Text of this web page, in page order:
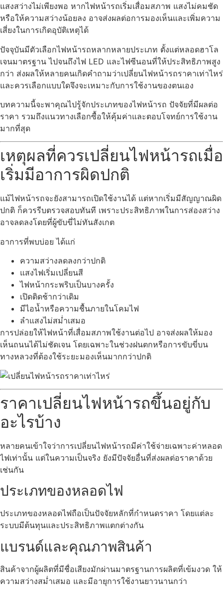
แสงสว่างไม่เพียงพอ หากไฟหน้ารถเริ่มเสื่อมสภาพ แสงไม่คมชัด
หรือให้ความสว่างน้อยลง อาจส่งผลต่อการมองเห็นและเพิ่มความ
เสี่ยงในการเกิดอุบัติเหตุได้
ปัจจุบันมีตัวเลือกไฟหน้ารถหลากหลายประเภท ตั้งแต่หลอดฮาโล
เจนมาตรฐาน ไปจนถึงไฟ LED และไฟซีนอนที่ให้ประสิทธิภาพสูง
กว่า ส่งผลให้หลายคนเกิดคำถามว่าเปลี่ยนไฟหน้ารถราคาเท่าไหร่
และควรเลือกแบบใดจึงจะเหมาะกับการใช้งานของตนเอง
บทความนี้จะพาคุณไปรู้จักประเภทของไฟหน้ารถ ปัจจัยที่มีผลต่อ
ราคา รวมถึงแนวทางเลือกซื้อให้คุ้มค่าและตอบโจทย์การใช้งาน
มากที่สุด
เหตุผลที่ควรเปลี่ยนไฟหน้ารถเมื่อ
เริ่มมีอาการผิดปกติ
แม้ไฟหน้ารถจะยังสามารถเปิดใช้งานได้ แต่หากเริ่มมีสัญญาณผิด
ปกติ ก็ควรรีบตรวจสอบทันที เพราะประสิทธิภาพในการส่องสว่าง
อาจลดลงโดยที่ผู้ขับขี่ไม่ทันสังเกต
อาการที่พบบ่อย ได้แก่
ความสว่างลดลงกว่าปกติ
แสงไฟเริ่มเปลี่ยนสี
ไฟหน้ากระพริบเป็นบางครั้ง
เปิดติดช้ากว่าเดิม
มีไอน้ำหรือความชื้นภายในโคมไฟ
ลำแสงไม่สม่ำเสมอ
การปล่อยให้ไฟหน้าที่เสื่อมสภาพใช้งานต่อไป อาจส่งผลให้มอง
เห็นถนนได้ไม่ชัดเจน โดยเฉพาะในช่วงฝนตกหรือการขับขี่บน
ทางหลวงที่ต้องใช้ระยะมองเห็นมากกว่าปกติ
ราคาเปลี่ยนไฟหน้ารถขึ้นอยู่กับ
อะไรบ้าง
หลายคนเข้าใจว่าการเปลี่ยนไฟหน้ารถมีค่าใช้จ่ายเฉพาะค่าหลอด
ไฟเท่านั้น แต่ในความเป็นจริง ยังมีปัจจัยอื่นที่ส่งผลต่อราคาด้วย
เช่นกัน
ประเภทของหลอดไฟ
ประเภทของหลอดไฟถือเป็นปัจจัยหลักที่กำหนดราคา โดยแต่ละ
ระบบมีต้นทุนและประสิทธิภาพแตกต่างกัน
แบรนด์และคุณภาพสินค้า
สินค้าจากผู้ผลิตที่มีชื่อเสียงมักผ่านมาตรฐานการผลิตที่เข้มงวด ให้
ความสว่างสม่ำเสมอ และมีอายุการใช้งานยาวนานกว่า